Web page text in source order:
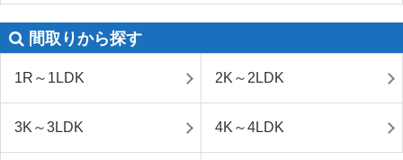
間取りから探す
1R～1LDK 2K～2LDK
3K～3LDK 4K～4LDK